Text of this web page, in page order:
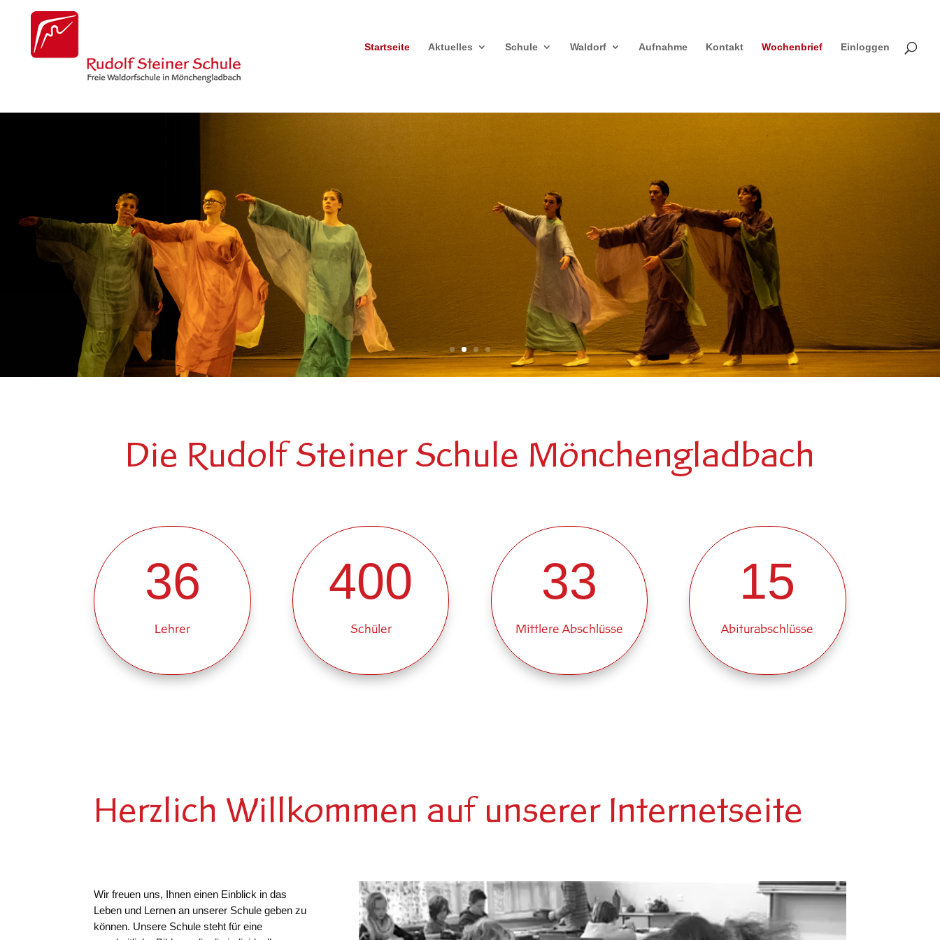
Startseite Aktuelles Schule Waldorf Aufnahme Kontakt Wochenbrief Einloggen
Die Rudolf Steiner Schule Mönchengladbach
36
Lehrer
400
Schüler
33
Mittlere Abschlüsse
15
Abiturabschlüsse
Herzlich Willkommen auf unserer Internetseite
Wir freuen uns, Ihnen einen Einblick in das
Leben und Lernen an unserer Schule geben zu
können. Unsere Schule steht für eine